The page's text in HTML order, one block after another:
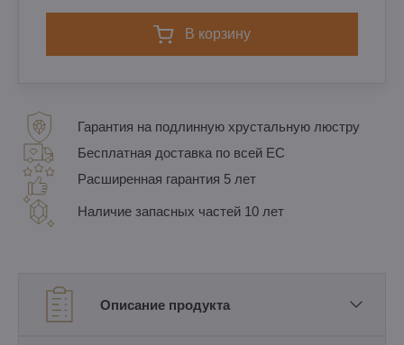
в корзину
Гарантия на подлинную хрустальную люстру
Бесплатная доставка по всей ЕС
Расширенная гарантия 5 лет
Наличие запасных частей 10 лет
Описание продукта